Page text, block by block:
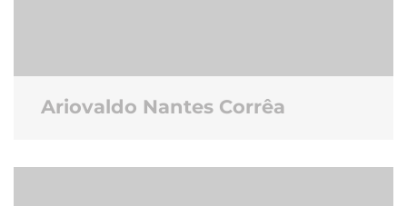
Ariovaldo Nantes Corrêa